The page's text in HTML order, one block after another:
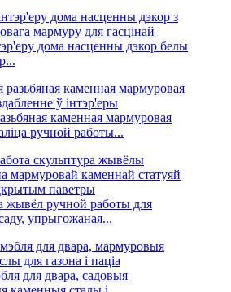
дома насценны дэкор белы
каменная мармуровая
ручной работы...
жывёл ручной работы для
упрыгожаная...
для двара, садовыя